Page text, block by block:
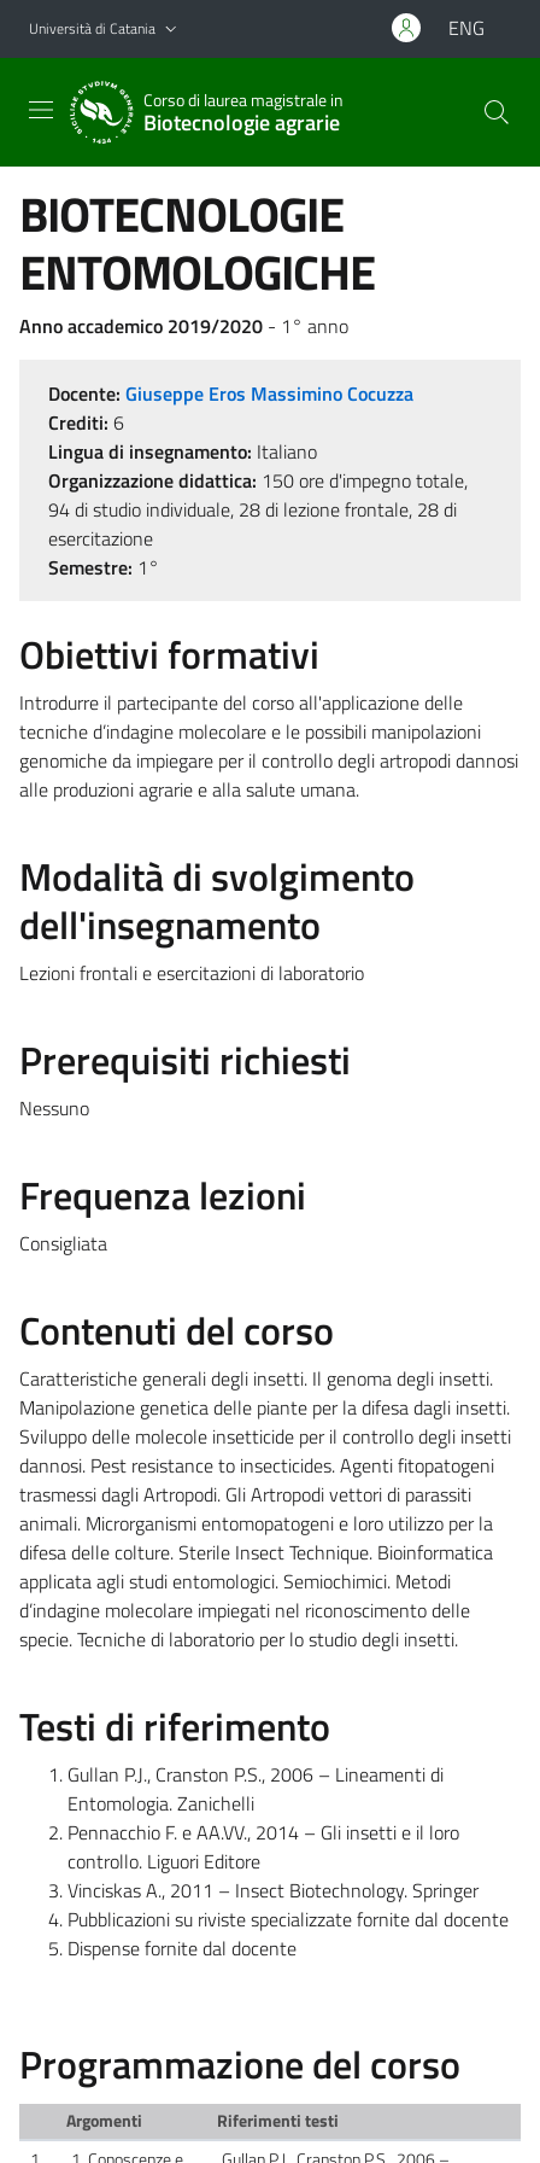
Vai al contenuto principale
Vai al menu di navigazione
Università di Catania ENG
Corso di laurea magistrale in
Biotecnologie agrarie
BIOTECNOLOGIE
ENTOMOLOGICHE
Anno accademico 2019/2020 - 1° anno
Docente: Giuseppe Eros Massimino Cocuzza
Crediti: 6
Lingua di insegnamento: Italiano
Organizzazione didattica: 150 ore d'impegno totale,
94 di studio individuale, 28 di lezione frontale, 28 di
esercitazione
Semestre: 1°
Obiettivi formativi
Introdurre il partecipante del corso all'applicazione delle
tecniche d’indagine molecolare e le possibili manipolazioni
genomiche da impiegare per il controllo degli artropodi dannosi
alle produzioni agrarie e alla salute umana.
Modalità di svolgimento
dell'insegnamento
Lezioni frontali e esercitazioni di laboratorio
Prerequisiti richiesti
Nessuno
Frequenza lezioni
Consigliata
Contenuti del corso
Caratteristiche generali degli insetti. Il genoma degli insetti.
Manipolazione genetica delle piante per la difesa dagli insetti.
Sviluppo delle molecole insetticide per il controllo degli insetti
dannosi. Pest resistance to insecticides. Agenti fitopatogeni
trasmessi dagli Artropodi. Gli Artropodi vettori di parassiti
animali. Microrganismi entomopatogeni e loro utilizzo per la
difesa delle colture. Sterile Insect Technique. Bioinformatica
applicata agli studi entomologici. Semiochimici. Metodi
d’indagine molecolare impiegati nel riconoscimento delle
specie. Tecniche di laboratorio per lo studio degli insetti.
Testi di riferimento
Gullan P.J., Cranston P.S., 2006 – Lineamenti di
Entomologia. Zanichelli
Pennacchio F. e AA.VV., 2014 – Gli insetti e il loro
controllo. Liguori Editore
Vinciskas A., 2011 – Insect Biotechnology. Springer
Pubblicazioni su riviste specializzate fornite dal docente
Dispense fornite dal docente
Programmazione del corso
Argomenti
Riferimenti testi